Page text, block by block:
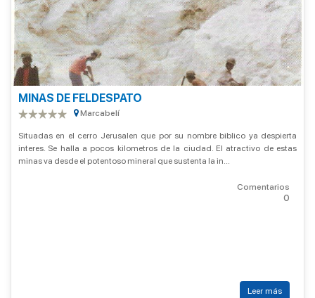
MINAS DE FELDESPATO
Marcabelí
Situadas en el cerro Jerusalen que por su nombre biblico ya despierta
interes. Se halla a pocos kilometros de la ciudad. El atractivo de estas
minas va desde el potentoso mineral que sustenta la in...
Comentarios
0
Leer más